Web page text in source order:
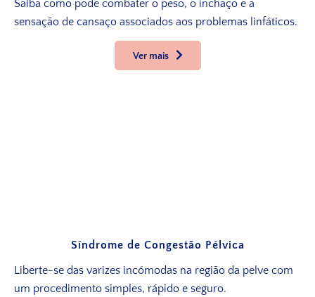
Saiba como pode combater o peso, o inchaço e a
sensação de cansaço associados aos problemas linfáticos.
Ver mais
Síndrome de Congestão Pélvica
Liberte-se das varizes incómodas na região da pelve com
um procedimento simples, rápido e seguro.